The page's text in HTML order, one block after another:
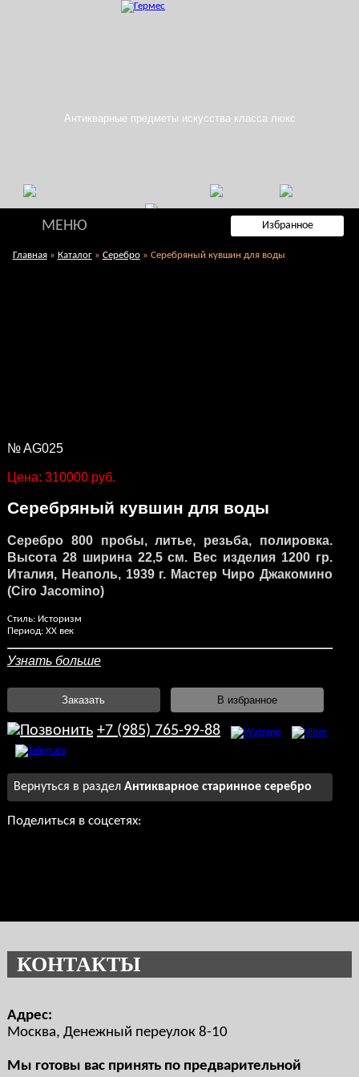
Антикварные предметы искусства класса люкс
Избранное
МЕНЮ
Главная» Каталог» Серебро» Серебряный кувшин для воды
№ AG025
Цена: 310000 руб.
Серебряный кувшин для воды
Серебро 800 пробы, литье, резьба, полировка.
Высота 28 ширина 22,5 см. Вес изделия 1200 гр.
Италия, Неаполь, 1939 г. Мастер Чиро Джакомино
(Ciro Jacomino)
Стиль: Историзм
Период: XX век
Узнать больше
Заказать В избранное
+7 (985) 765-99-88
Вернуться в раздел Антикварное старинное серебро
Поделиться в соцсетях:
КОНТАКТЫ
Адрес:
Москва, Денежный переулок 8-10
Мы готовы вас принять по предварительной